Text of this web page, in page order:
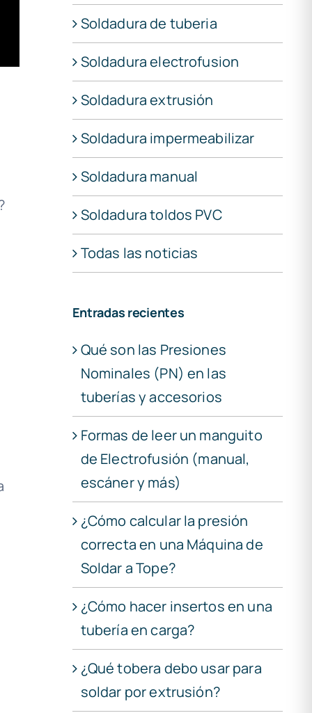
Soldadura de tuberia
Soldadura electrofusion
Soldadura extrusión
Soldadura impermeabilizar
Soldadura manual
Soldadura toldos PVC
Todas las noticias
Entradas recientes
Qué son las Presiones
Nominales (PN) en las
tuberías y accesorios
Formas de leer un manguito
de Electrofusión (manual,
escáner y más)
¿Cómo calcular la presión
correcta en una Máquina de
Soldar a Tope?
¿Cómo hacer insertos en una
tubería en carga?
¿Qué tobera debo usar para
soldar por extrusión?